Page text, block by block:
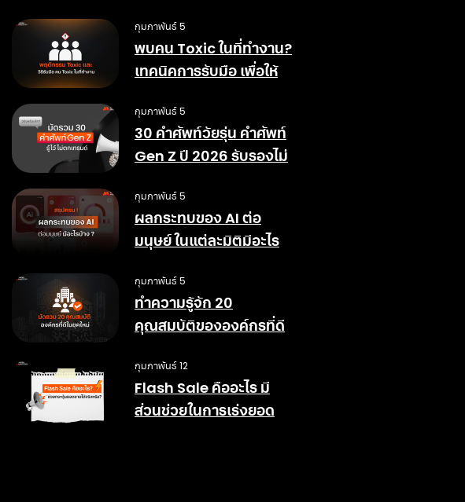
กุมภาพันธ์ 5
พบคน Toxic ในที่ทำงาน?
เทคนิคการรับมือ เพื่อให้
กุมภาพันธ์ 5
30 คำศัพท์วัยรุ่น คำศัพท์
Gen Z ปี 2026 รับรองไม่
กุมภาพันธ์ 5
ผลกระทบของ AI ต่อ
มนุษย์ ในแต่ละมิติมีอะไร
กุมภาพันธ์ 5
ทำความรู้จัก 20
คุณสมบัติขององค์กรที่ดี
กุมภาพันธ์ 12
Flash Sale คืออะไร มี
ส่วนช่วยในการเร่งยอด